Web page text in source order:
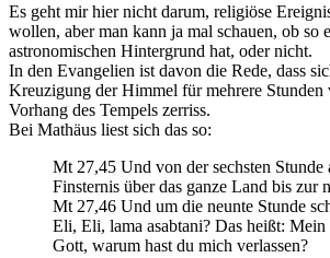
Es geht mir hier nicht darum, religiöse
wollen, aber man kann ja mal schauen, ob so
astronomischen Hintergrund hat, oder nicht.
In den Evangelien ist davon die Rede, dass
Kreuzigung der Himmel für mehrere Stunden
Vorhang des Tempels zerriss.
Bei Mathäus liest sich das so:
Mt 27,45 Und von der sechsten Stunde
Finsternis über das ganze Land bis zur
Mt 27,46 Und um die neunte Stunde
Eli, Eli, lama asabtani? Das heißt: Mein
Gott, warum hast du mich verlassen?